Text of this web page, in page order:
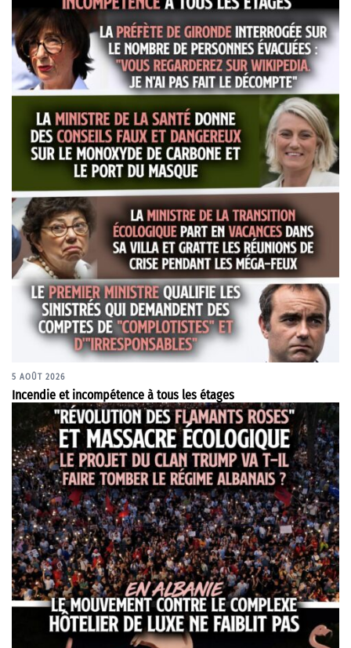
5 AOÛT 2026
Incendie et incompétence à tous les étages